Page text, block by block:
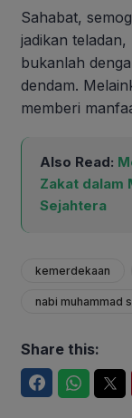
Sahabat,
jadikan
bukanlah
dendam.
memberi
Also Read:
Zakat dalam
Sejahtera
kemerdekaan
nabi muhammad
Share this: